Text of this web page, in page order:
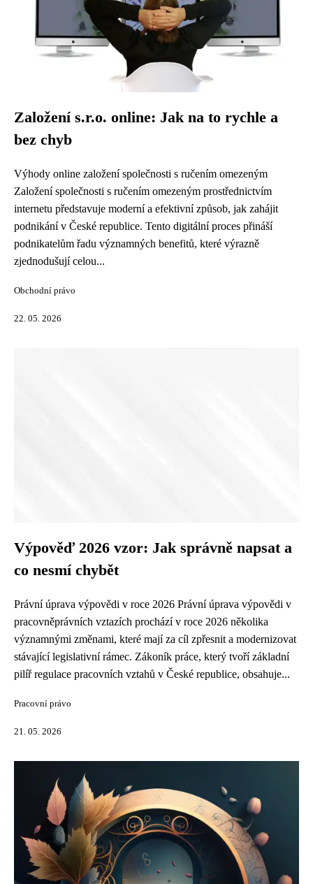
Založení s.r.o. online: Jak na to rychle a
bez chyb
Výhody online založení společnosti s ručením omezeným
Založení společnosti s ručením omezeným prostřednictvím
internetu představuje moderní a efektivní způsob, jak zahájit
podnikání v České republice. Tento digitální proces přináší
podnikatelům řadu významných benefitů, které výrazně
zjednodušují celou...
Obchodní právo
22. 05. 2026
Výpověď 2026 vzor: Jak správně napsat a
co nesmí chybět
Právní úprava výpovědi v roce 2026 Právní úprava výpovědi v
pracovněprávních vztazích prochází v roce 2026 několika
významnými změnami, které mají za cíl zpřesnit a modernizovat
stávající legislativní rámec. Zákoník práce, který tvoří základní
pilíř regulace pracovních vztahů v České republice, obsahuje...
Pracovní právo
21. 05. 2026